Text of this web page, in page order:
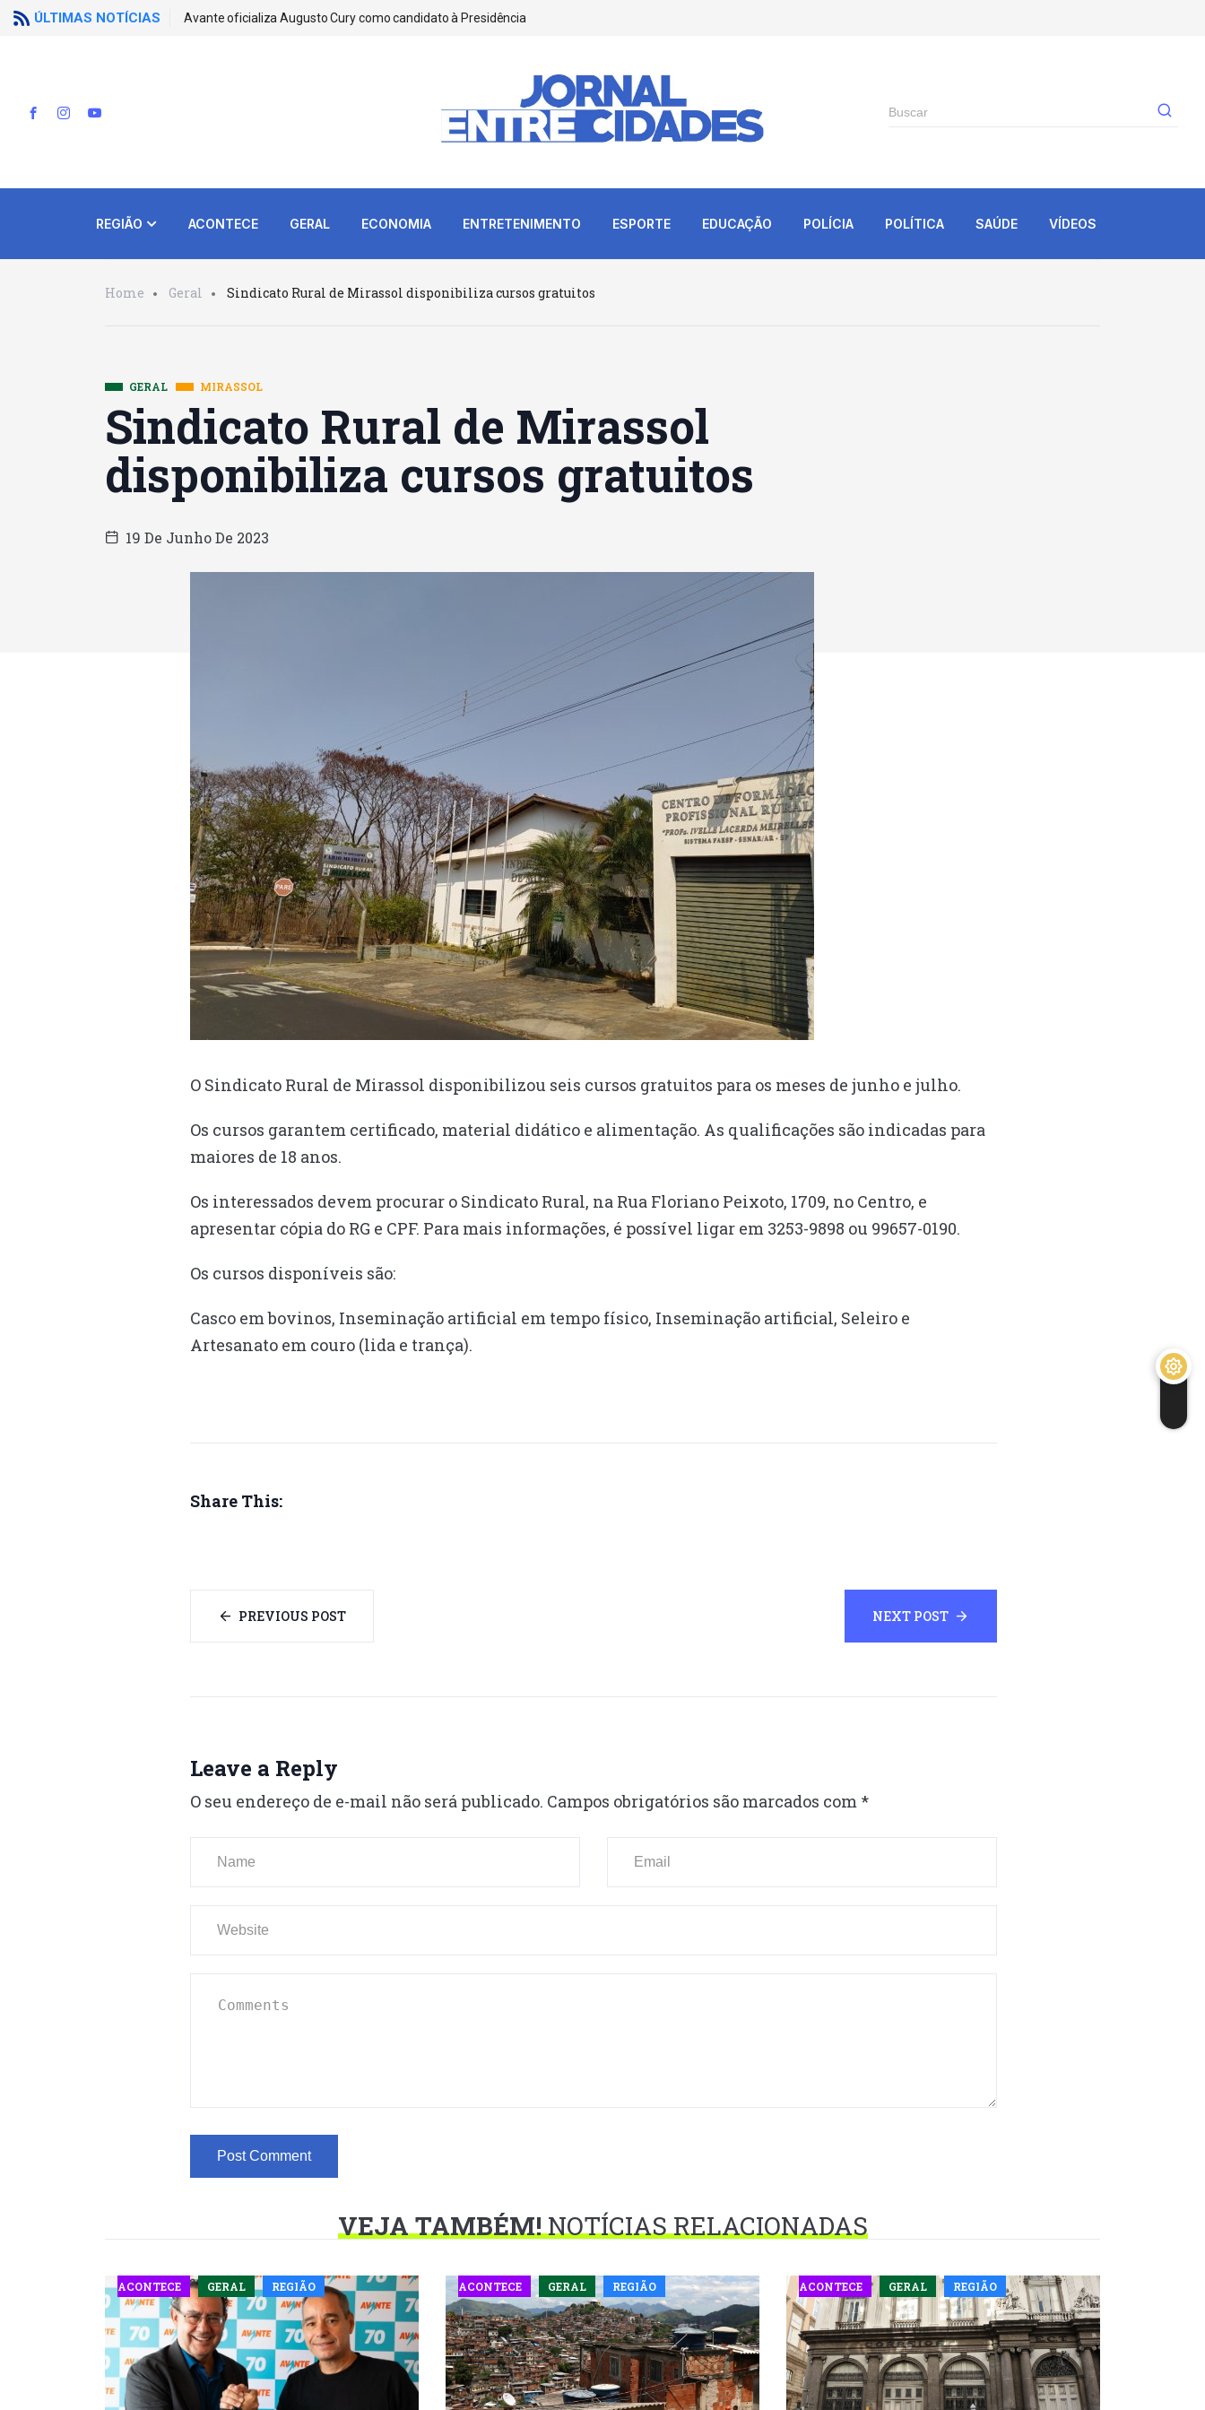
ÚLTIMAS NOTÍCIAS Avante oficializa Augusto Cury como candidato à Presidência
REGIÃO ACONTECE GERAL ECONOMIA ENTRETENIMENTO ESPORTE EDUCAÇÃO POLÍCIA POLÍTICA SAÚDE VÍDEOS
Home Geral Sindicato Rural de Mirassol disponibiliza cursos gratuitos
GERAL MIRASSOL
Sindicato Rural de Mirassol
disponibiliza cursos gratuitos
19 De Junho De 2023
O Sindicato Rural de Mirassol disponibilizou seis cursos gratuitos para os meses de junho e julho.
Os cursos garantem certificado, material didático e alimentação. As qualificações são indicadas para
maiores de 18 anos.
Os interessados devem procurar o Sindicato Rural, na Rua Floriano Peixoto, 1709, no Centro, e
apresentar cópia do RG e CPF. Para mais informações, é possível ligar em 3253-9898 ou 99657-0190.
Os cursos disponíveis são:
Casco em bovinos, Inseminação artificial em tempo físico, Inseminação artificial, Seleiro e
Artesanato em couro (lida e trança).
Share This:
PREVIOUS POST NEXT POST
Leave a Reply
O seu endereço de e-mail não será publicado. Campos obrigatórios são marcados com *
VEJA TAMBÉM!NOTÍCIAS RELACIONADAS
ACONTECE GERAL REGIÃO ACONTECE GERAL REGIÃO ACONTECE GERAL REGIÃO